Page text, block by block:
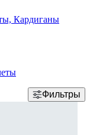
Кардиганы
Фильтры